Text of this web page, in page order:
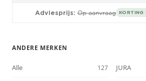
Adviesprijs: Op aanvraag KORTING
ANDERE MERKEN
Alle 127 JURA